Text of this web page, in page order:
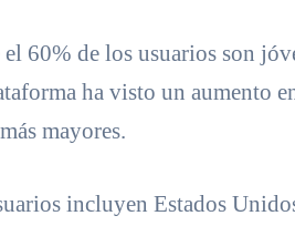
60% de los usuarios son
ha visto un aumento
mayores.
incluyen Estados